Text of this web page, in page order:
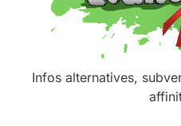
Infos alternatives,